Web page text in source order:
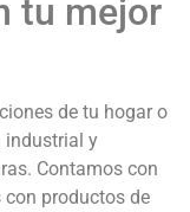
tu mejor
de tu hogar o
industrial y
Contamos con
productos de